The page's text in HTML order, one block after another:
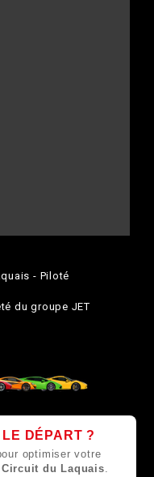
- Piloté
du groupe JET
DÉPART ?
optimiser votre
Circuit du Laquais.